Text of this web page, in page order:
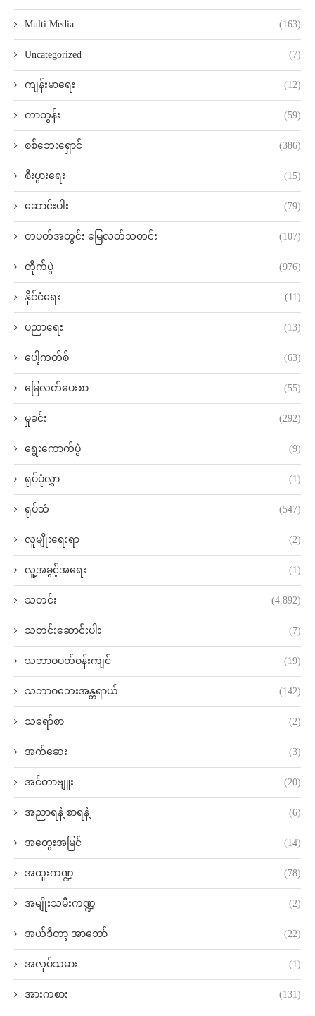
Multi Media (163)
Uncategorized (7)
ကျန်းမာရေး (12)
ကာတွန်း (59)
စစ်ဘေးရှောင် (386)
စီးပွားရေး (15)
ဆောင်းပါး (79)
တပတ်အတွင်း မြေလတ်သတင်း (107)
တိုက်ပွဲ (976)
နိုင်ငံရေး (11)
ပညာရေး (13)
ပေါ့ကတ်စ် (63)
မြေလတ်ပေးစာ (55)
မှုခင်း (292)
ရွေးကောက်ပွဲ (9)
ရုပ်ပုံလွှာ (1)
ရုပ်သံ (547)
လူမျိုးရေးရာ (2)
လူ့အခွင့်အရေး (1)
သတင်း (4,892)
သတင်းဆောင်းပါး (7)
သဘာဝပတ်ဝန်းကျင် (19)
သဘာဝဘေးအန္တရာယ် (142)
သရော်စာ (2)
အက်ဆေး (3)
အင်တာဗျူး (20)
အညာရနံ့ စာရနံ့ (6)
အတွေးအမြင် (14)
အထူးကဏ္ဍ (78)
အမျိုးသမီးကဏ္ဍ (2)
အယ်ဒီတာ့ အာဘော် (22)
အလုပ်သမား (1)
အားကစား (131)